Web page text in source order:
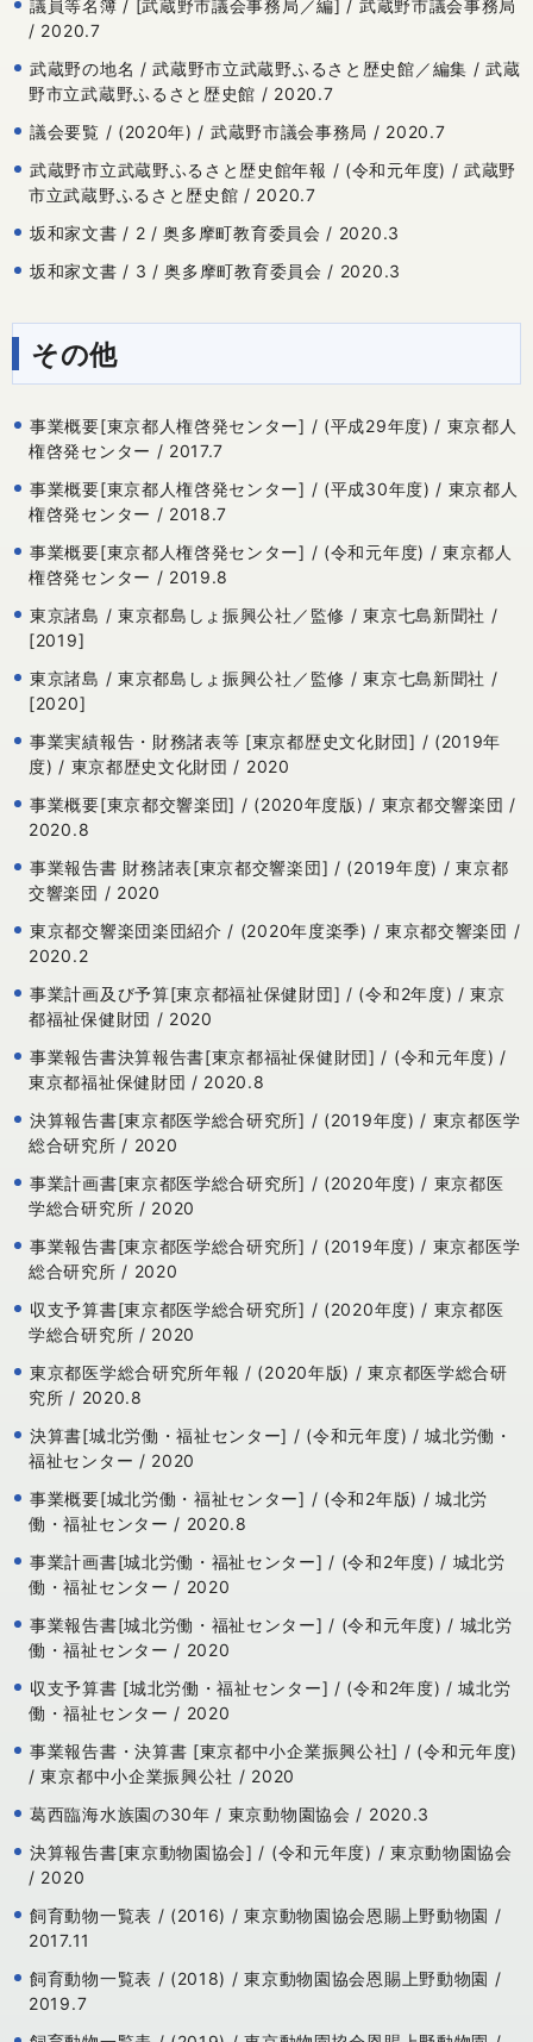
議員等名簿 / [武蔵野市議会事務局／編] / 武蔵野市議会事務局
/ 2020.7
武蔵野の地名 / 武蔵野市立武蔵野ふるさと歴史館／編集 / 武蔵
野市立武蔵野ふるさと歴史館 / 2020.7
議会要覧 / (2020年) / 武蔵野市議会事務局 / 2020.7
武蔵野市立武蔵野ふるさと歴史館年報 / (令和元年度) / 武蔵野
市立武蔵野ふるさと歴史館 / 2020.7
坂和家文書 / 2 / 奥多摩町教育委員会 / 2020.3
坂和家文書 / 3 / 奥多摩町教育委員会 / 2020.3
その他
事業概要[東京都人権啓発センター] / (平成29年度) / 東京都人
権啓発センター / 2017.7
事業概要[東京都人権啓発センター] / (平成30年度) / 東京都人
権啓発センター / 2018.7
事業概要[東京都人権啓発センター] / (令和元年度) / 東京都人
権啓発センター / 2019.8
東京諸島 / 東京都島しょ振興公社／監修 / 東京七島新聞社 /
[2019]
東京諸島 / 東京都島しょ振興公社／監修 / 東京七島新聞社 /
[2020]
事業実績報告・財務諸表等 [東京都歴史文化財団] / (2019年
度) / 東京都歴史文化財団 / 2020
事業概要[東京都交響楽団] / (2020年度版) / 東京都交響楽団 /
2020.8
事業報告書 財務諸表[東京都交響楽団] / (2019年度) / 東京都
交響楽団 / 2020
東京都交響楽団楽団紹介 / (2020年度楽季) / 東京都交響楽団 /
2020.2
事業計画及び予算[東京都福祉保健財団] / (令和2年度) / 東京
都福祉保健財団 / 2020
事業報告書決算報告書[東京都福祉保健財団] / (令和元年度) /
東京都福祉保健財団 / 2020.8
決算報告書[東京都医学総合研究所] / (2019年度) / 東京都医学
総合研究所 / 2020
事業計画書[東京都医学総合研究所] / (2020年度) / 東京都医
学総合研究所 / 2020
事業報告書[東京都医学総合研究所] / (2019年度) / 東京都医学
総合研究所 / 2020
収支予算書[東京都医学総合研究所] / (2020年度) / 東京都医
学総合研究所 / 2020
東京都医学総合研究所年報 / (2020年版) / 東京都医学総合研
究所 / 2020.8
決算書[城北労働・福祉センター] / (令和元年度) / 城北労働・
福祉センター / 2020
事業概要[城北労働・福祉センター] / (令和2年版) / 城北労
働・福祉センター / 2020.8
事業計画書[城北労働・福祉センター] / (令和2年度) / 城北労
働・福祉センター / 2020
事業報告書[城北労働・福祉センター] / (令和元年度) / 城北労
働・福祉センター / 2020
収支予算書 [城北労働・福祉センター] / (令和2年度) / 城北労
働・福祉センター / 2020
事業報告書・決算書 [東京都中小企業振興公社] / (令和元年度)
/ 東京都中小企業振興公社 / 2020
葛西臨海水族園の30年 / 東京動物園協会 / 2020.3
決算報告書[東京動物園協会] / (令和元年度) / 東京動物園協会
/ 2020
飼育動物一覧表 / (2016) / 東京動物園協会恩賜上野動物園 /
2017.11
飼育動物一覧表 / (2018) / 東京動物園協会恩賜上野動物園 /
2019.7